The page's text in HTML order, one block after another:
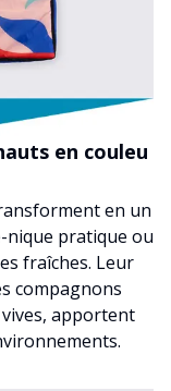
en couleu
en un
pratique ou
fraîches. Leur
compagnons
apportent